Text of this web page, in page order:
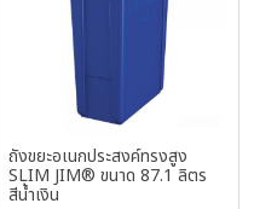
ถังขยะอเนกประสงค์ทรงสูง
SLIM JIM® ขนาด 87.1 ลิตร
สีน้ำเงิน